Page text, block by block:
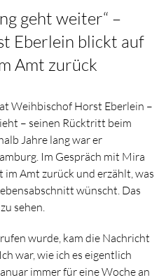
geht weiter“ –
Eberlein blickt auf
Amt zurück
Weihbischof Horst Eberlein –
– seinen Rücktritt beim
Jahre lang war er
Im Gespräch mit Mira
im Amt zurück und erzählt, was
wünscht. Das
sehen.
wurde, kam die Nachricht
war, wie ich es eigentlich
immer für eine Woche an